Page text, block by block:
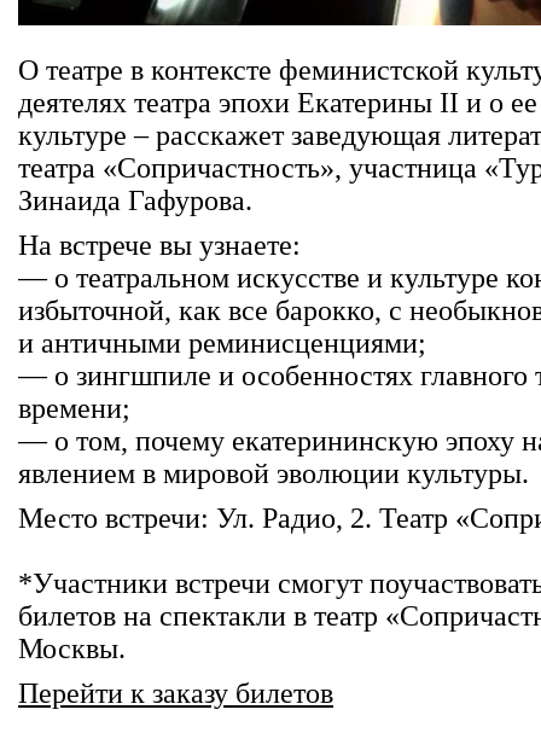
О театре в контексте феминистской
деятелях театра эпохи Екатерины II и о
культуре – расскажет заведующая
театра «Сопричастность», участница
Зинаида Гафурова.
На встрече вы узнаете:
— о театральном искусстве и культуре
избыточной, как все барокко, с
и античными реминисценциями;
— о зингшпиле и особенностях главного
времени;
— о том, почему екатерининскую эпоху
явлением в мировой эволюции культуры.
Место встречи: Ул. Радио, 2. Театр
*Участники встречи смогут
билетов на спектакли в театр
Москвы.
Перейти к заказу билетов